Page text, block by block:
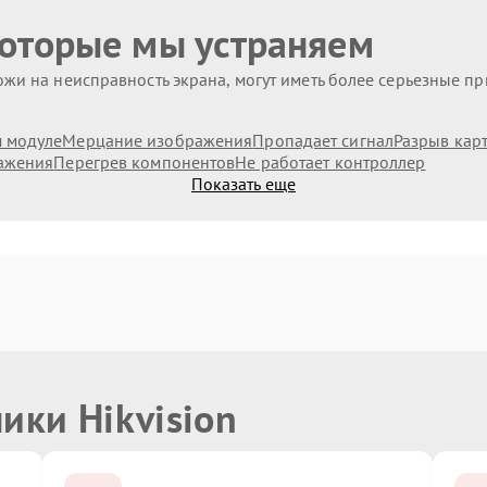
мы устраняем
на неисправность экрана, могут иметь более серьезные
Мерцание изображенияПропадает сигналРазрыв
Перегрев компонентовНе работает контроллер
Показать еще
Hikvision